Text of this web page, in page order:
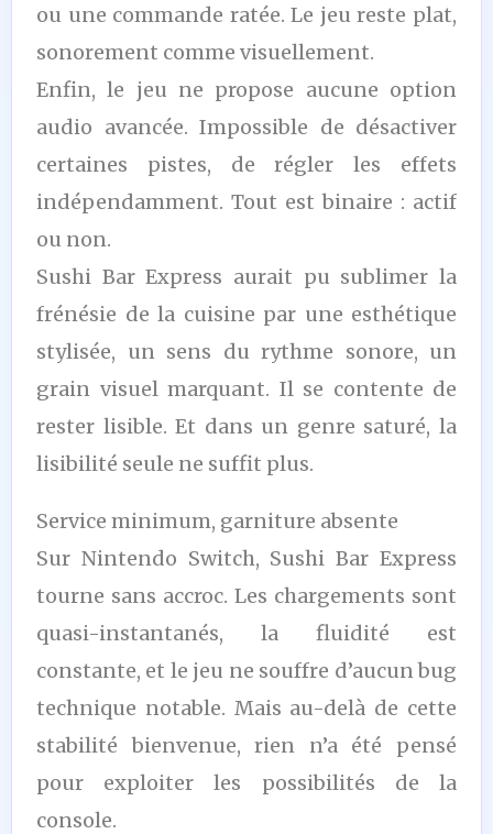
ou une commande ratée. Le jeu reste plat,
sonorement comme visuellement.
Enfin, le jeu ne propose aucune option
audio avancée. Impossible de désactiver
certaines pistes, de régler les effets
indépendamment. Tout est binaire : actif
ou non.
Sushi Bar Express aurait pu sublimer la
frénésie de la cuisine par une esthétique
stylisée, un sens du rythme sonore, un
grain visuel marquant. Il se contente de
rester lisible. Et dans un genre saturé, la
lisibilité seule ne suffit plus.
Service minimum, garniture absente
Sur Nintendo Switch, Sushi Bar Express
tourne sans accroc. Les chargements sont
quasi-instantanés, la fluidité est
constante, et le jeu ne souffre d’aucun bug
technique notable. Mais au-delà de cette
stabilité bienvenue, rien n’a été pensé
pour exploiter les possibilités de la
console.